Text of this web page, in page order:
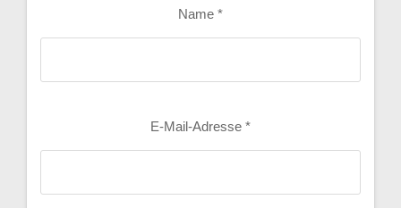
Name *
E-Mail-Adresse *